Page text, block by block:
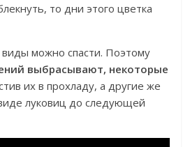
то дни этого цветка
можно спасти. Поэтому
выбрасывают, некоторые
их в прохладу, а другие же
луковиц до следующей